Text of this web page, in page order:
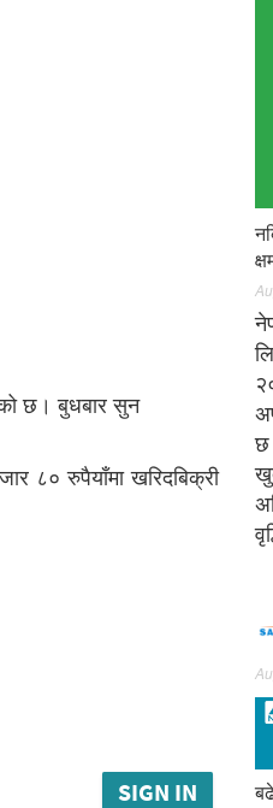
छ। बुधबार सुन
८० रुपैयाँमा खरिदबिक्री
SIGN IN